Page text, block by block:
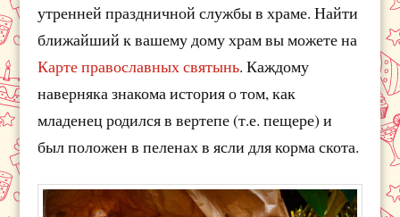
утренней праздничной службы в храме. Найти
ближайший к вашему дому храм вы можете на
Карте православных святынь. Каждому
наверняка знакома история о том, как
младенец родился в вертепе (т.е. пещере) и
был положен в пеленах в ясли для корма скота.